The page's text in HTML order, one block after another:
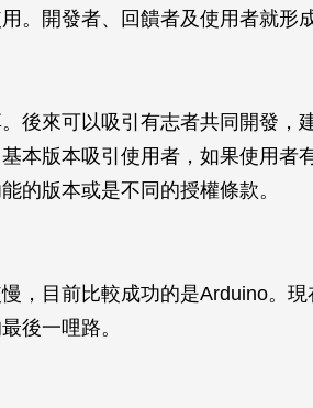
。開發者、回饋者及使用者就形
後來可以吸引有志者共同開發，
本版本吸引使用者，如果使用者
的版本或是不同的授權條款。
，目前比較成功的是Arduino。
後一哩路。